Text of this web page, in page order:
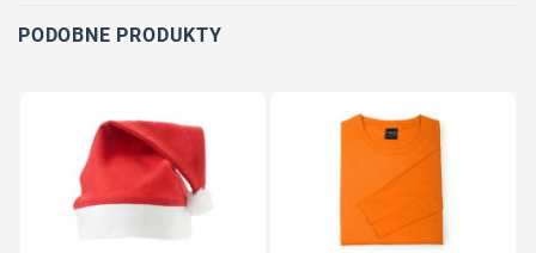
PODOBNE PRODUKTY